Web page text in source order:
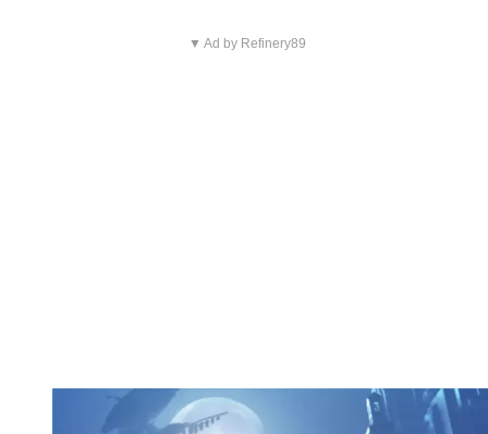
▼ Ad by Refinery89